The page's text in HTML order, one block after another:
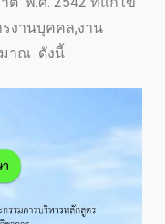
รงานบุคคล,งาน
มาณ ดังนี้